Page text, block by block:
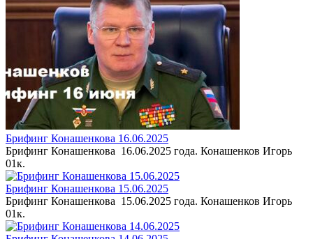
Брифинг Конашенкова 16.06.2025
Брифинг Конашенкова 16.06.2025 года. Конашенков Игорь
01к.
Брифинг Конашенкова 15.06.2025
Брифинг Конашенкова 15.06.2025 года. Конашенков Игорь
01к.